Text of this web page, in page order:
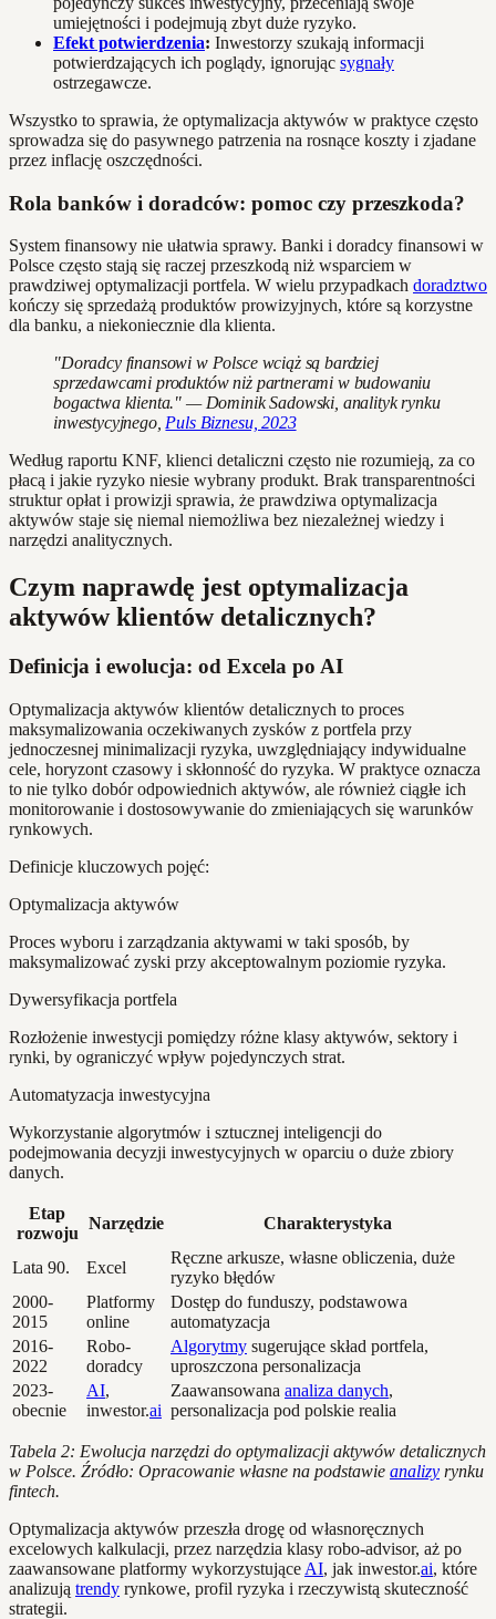
umiejętności i podejmują zbyt duże ryzyko.
Efekt potwierdzenia: Inwestorzy szukają informacji
potwierdzających ich poglądy, ignorując sygnały
ostrzegawcze.
Wszystko to sprawia, że optymalizacja aktywów w praktyce często
sprowadza się do pasywnego patrzenia na rosnące koszty i zjadane
przez inflację oszczędności.
Rola banków i doradców: pomoc czy przeszkoda?
System finansowy nie ułatwia sprawy. Banki i doradcy finansowi w
Polsce często stają się raczej przeszkodą niż wsparciem w
prawdziwej optymalizacji portfela. W wielu przypadkach doradztwo
kończy się sprzedażą produktów prowizyjnych, które są korzystne
dla banku, a niekoniecznie dla klienta.
"Doradcy finansowi w Polsce wciąż są bardziej
sprzedawcami produktów niż partnerami w budowaniu
bogactwa klienta." — Dominik Sadowski, analityk rynku
inwestycyjnego, Puls Biznesu, 2023
Według raportu KNF, klienci detaliczni często nie rozumieją, za co
płacą i jakie ryzyko niesie wybrany produkt. Brak transparentności
struktur opłat i prowizji sprawia, że prawdziwa optymalizacja
aktywów staje się niemal niemożliwa bez niezależnej wiedzy i
narzędzi analitycznych.
Czym naprawdę jest optymalizacja
aktywów klientów detalicznych?
Definicja i ewolucja: od Excela po AI
Optymalizacja aktywów klientów detalicznych to proces
maksymalizowania oczekiwanych zysków z portfela przy
jednoczesnej minimalizacji ryzyka, uwzględniający indywidualne
cele, horyzont czasowy i skłonność do ryzyka. W praktyce oznacza
to nie tylko dobór odpowiednich aktywów, ale również ciągłe ich
monitorowanie i dostosowywanie do zmieniających się warunków
rynkowych.
Definicje kluczowych pojęć:
Optymalizacja aktywów
Proces wyboru i zarządzania aktywami w taki sposób, by
maksymalizować zyski przy akceptowalnym poziomie ryzyka.
Dywersyfikacja portfela
Rozłożenie inwestycji pomiędzy różne klasy aktywów, sektory i
rynki, by ograniczyć wpływ pojedynczych strat.
Automatyzacja inwestycyjna
Wykorzystanie algorytmów i sztucznej inteligencji do
podejmowania decyzji inwestycyjnych w oparciu o duże zbiory
danych.
Etap
rozwoju
Narzędzie Charakterystyka
Lata 90. Excel
Ręczne arkusze, własne obliczenia, duże
ryzyko błędów
2000-
2015
Platformy
online
Dostęp do funduszy, podstawowa
automatyzacja
2016-
2022
Robo-
doradcy
Algorytmy sugerujące skład portfela,
uproszczona personalizacja
2023-
obecnie
AI,
inwestor.ai
Zaawansowana analiza danych,
personalizacja pod polskie realia
Tabela 2: Ewolucja narzędzi do optymalizacji aktywów detalicznych
w Polsce. Źródło: Opracowanie własne na podstawie analizy rynku
fintech.
Optymalizacja aktywów przeszła drogę od własnoręcznych
excelowych kalkulacji, przez narzędzia klasy robo-advisor, aż po
zaawansowane platformy wykorzystujące AI, jak inwestor.ai, które
analizują trendy rynkowe, profil ryzyka i rzeczywistą skuteczność
strategii.